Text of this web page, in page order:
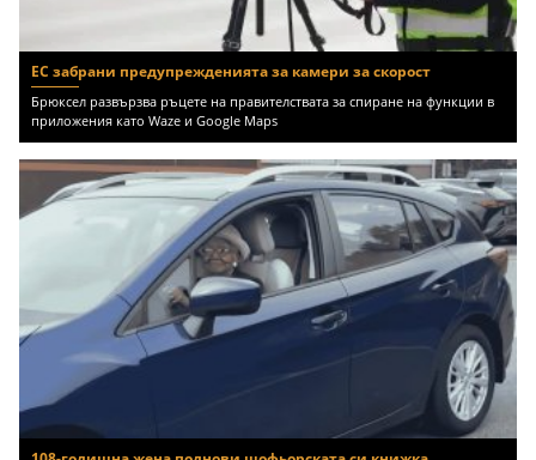
ЕС забрани предупрежденията за камери за скорост
Брюксел развързва ръцете на правителствата за спиране на функции в
приложения като Waze и Google Maps